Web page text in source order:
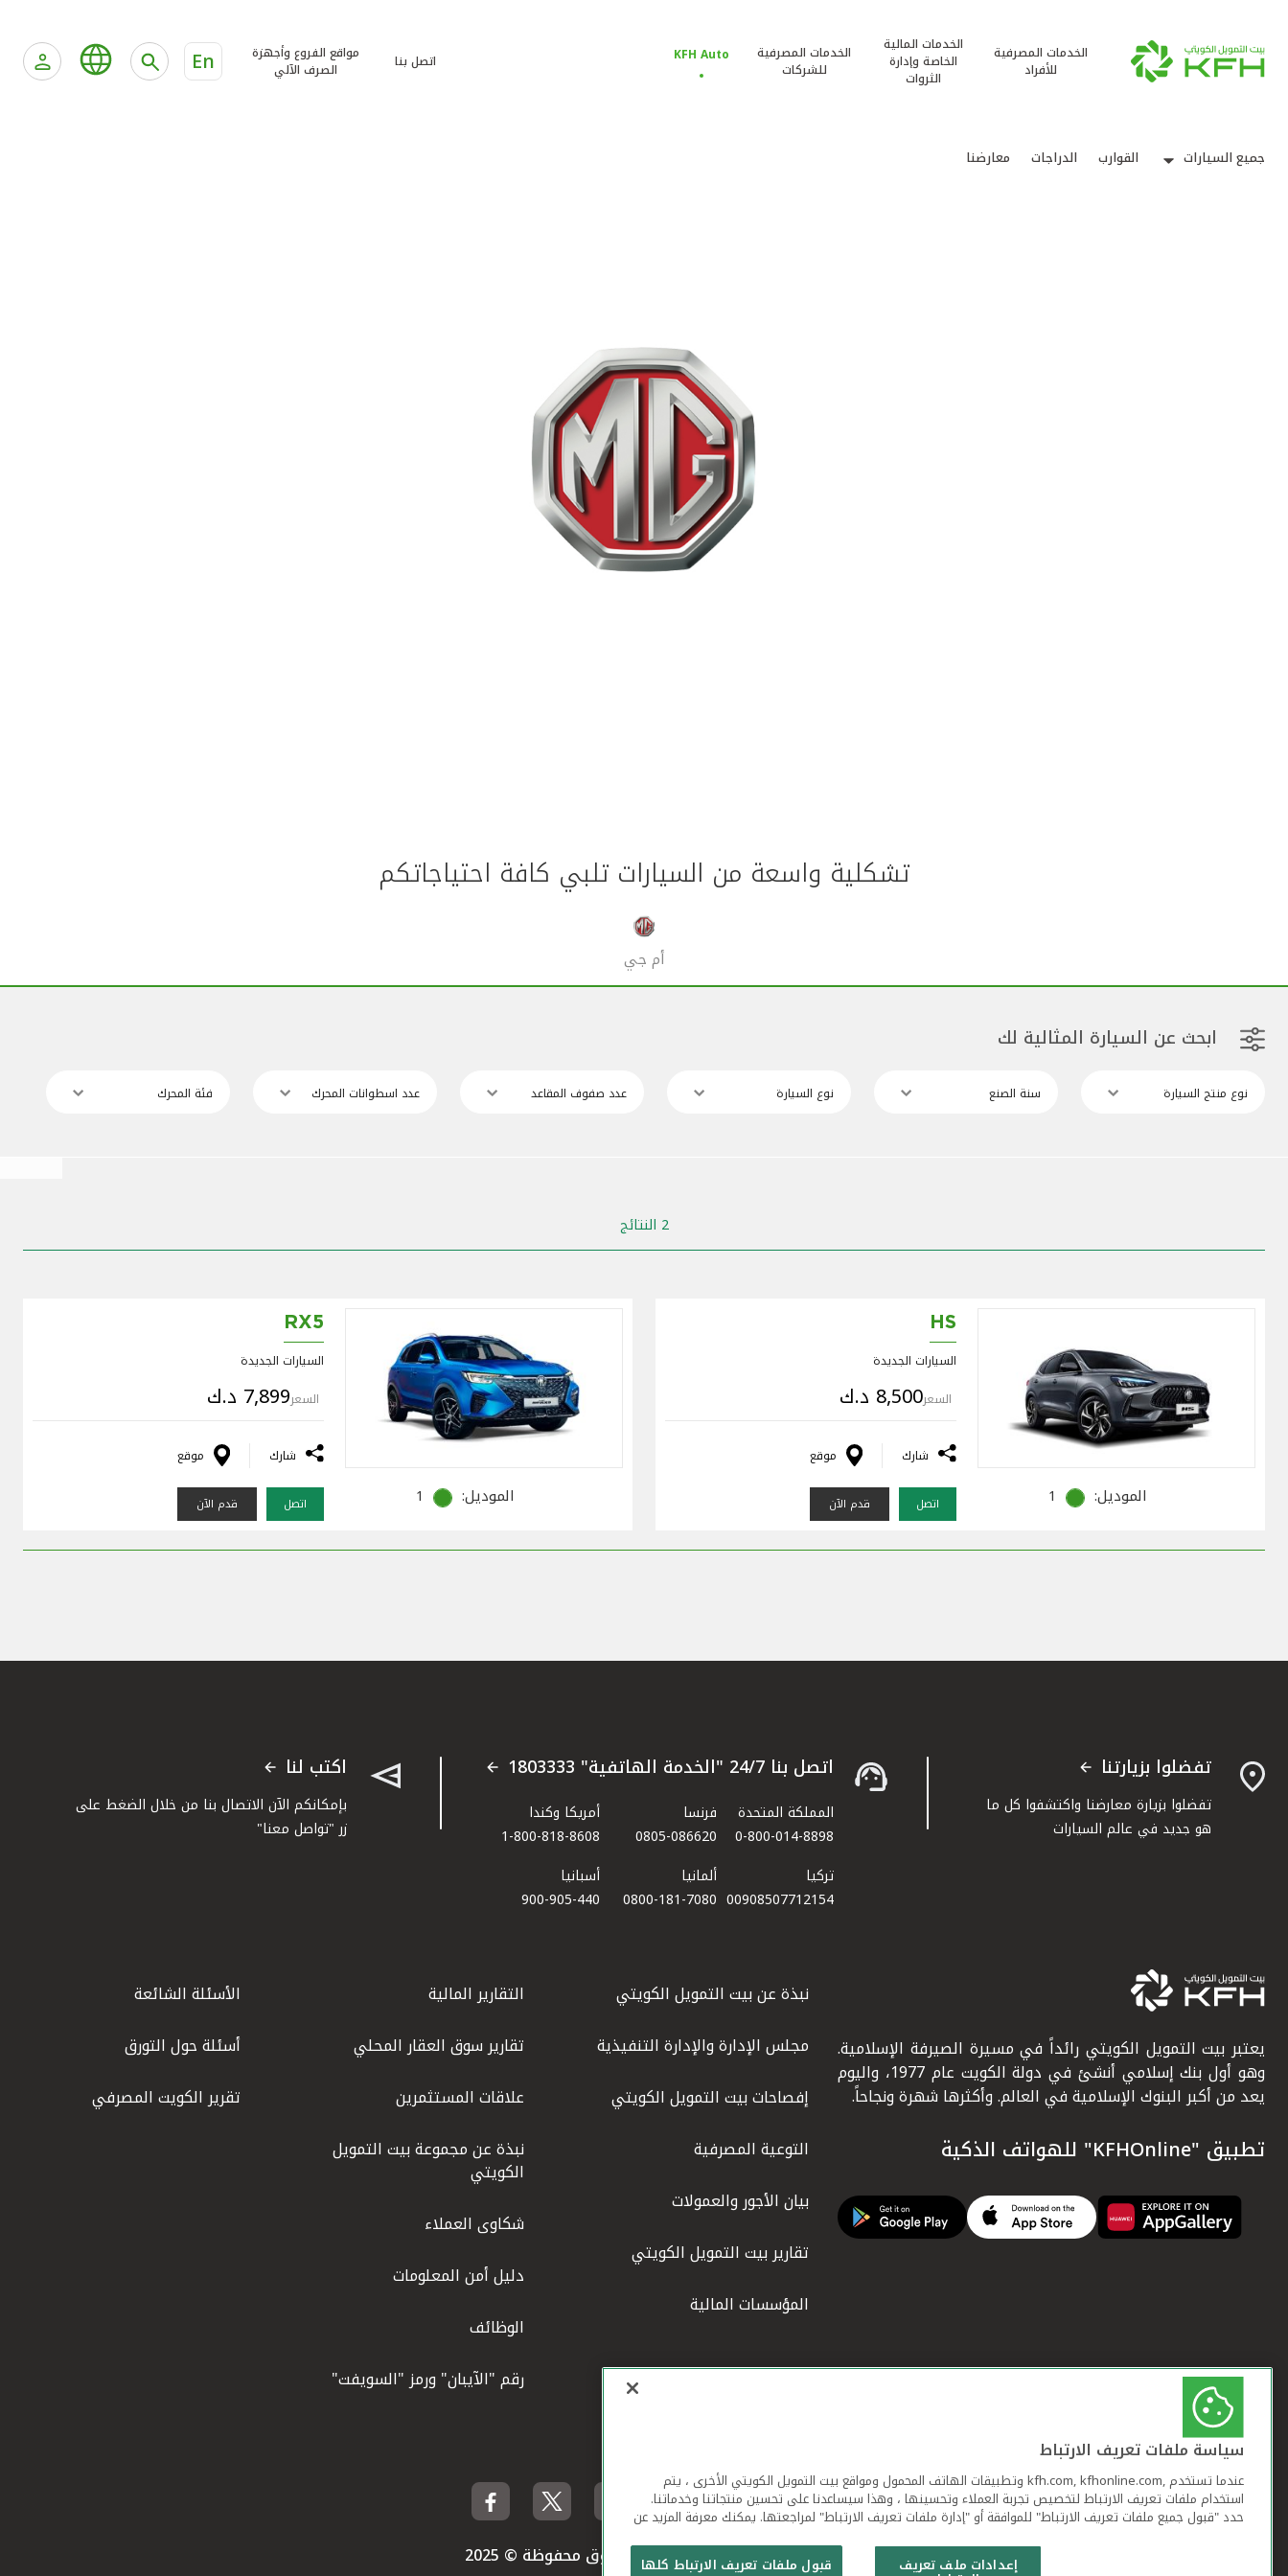
الخدمات المصرفية
للأفراد
الخدمات المالية
الخاصة وإدارة
الثروات
الخدمات المصرفية
للشركات
KFH Auto اتصل بنا
مواقع الفروع وأجهزة
الصرف الآلي
En
جميع السيارات القوارب الدراجات معارضنا
تشكلية واسعة من السيارات تلبي كافة احتياجاتكم
أم جي
ابحث عن السيارة المثالية لك
نوع منتج السيارة سنة الصنع نوع السيارة عدد صفوف المقاعد عدد اسطوانات المحرك فئة المحرك
2 النتائج
الموديل: 1
HS
السيارات الجديدة
السعر8,500 د.ك
شارك موقع
اتصل قدم الآن الموديل: 1
RX5
السيارات الجديدة
السعر7,899 د.ك
شارك موقع
اتصل قدم الآن
تفضلوا بزيارتنا
تفضلوا بزيارة معارضنا واكتشفوا كل ما
هو جديد في عالم السيارات
اتصل بنا 24/7 "الخدمة الهاتفية" 1803333
المملكة المتحدة
0-800-014-8898
فرنسا
0805-086620
أمريكا وكندا
1-800-818-8608
تركيا
00908507712154​
ألمانيا
0800-181-7080
أسبانيا
900-905-440
اكتب لنا
بإمكانكم الآن الاتصال بنا من خلال الضغط على
زر "تواصل معنا"
يعتبر بيت التمويل الكويتي رائداً في مسيرة الصيرفة الإسلامية.
وهو أول بنك إسلامي أنشئ في دولة الكويت عام 1977، واليوم
يعد من أكبر البنوك الإسلامية في العالم. وأكثرها شهرة ونجاحاً.
تطبيق "KFHOnline" للهواتف الذكية
نبذة عن بيت التمويل الكويتي
مجلس الإدارة والإدارة التنفيذية
إفصاحات بيت التمويل الكويتي
التوعية المصرفية
بيان الأجور والعمولات
تقارير بيت التمويل الكويتي
المؤسسات المالية
التقارير المالية
تقارير سوق العقار المحلي
علاقات المستثمرين
نبذة عن مجموعة بيت التمويل
الكويتي
شكاوى العملاء
دليل أمن المعلومات
الوظائف
رقم "الآيبان" ورمز "السويفت"
الأسئلة الشائعة
أسئلة حول التورق
تقرير الكويت المصرفي
بيت التمويل الكويتي جميع الحقوق محفوظة © 2025
سياسة ملفات تعريف الارتباط
عندما تستخدم ,kfh.com, kfhonline.com وتطبيقات الهاتف المحمول ومواقع بيت التمويل الكويتي الأخرى ، يتم
استخدام ملفات تعريف الارتباط لتخصيص تجربة العملاء وتحسينها ، وهذا سيساعدنا على تحسين منتجاتنا وخدماتنا.
حدد "قبول جميع ملفات تعريف الارتباط" للموافقة أو "إدارة ملفات تعريف الارتباط" لمراجعتها. يمكنك معرفة المزيد عن
قبول ملفات تعريف الارتباط كلها
إعدادات ملف تعريف